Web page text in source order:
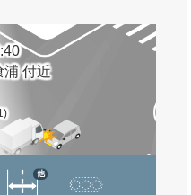
浦 付近
他